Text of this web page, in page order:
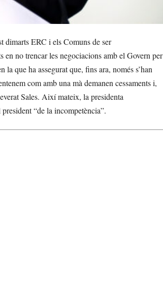
dimarts ERC i els Comuns de ser
en no trencar les negociacions amb el Govern per
que ha assegurat que, fins ara, només s’han
com amb una mà demanen cessaments i,
Sales. Així mateix, la presidenta
“de la incompetència”.